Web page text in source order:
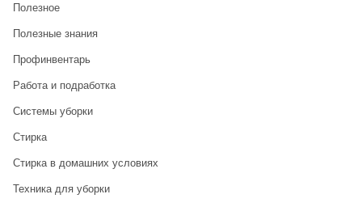
Полезное
Полезные знания
Профинвентарь
Работа и подработка
Системы уборки
Стирка
Стирка в домашних условиях
Техника для уборки